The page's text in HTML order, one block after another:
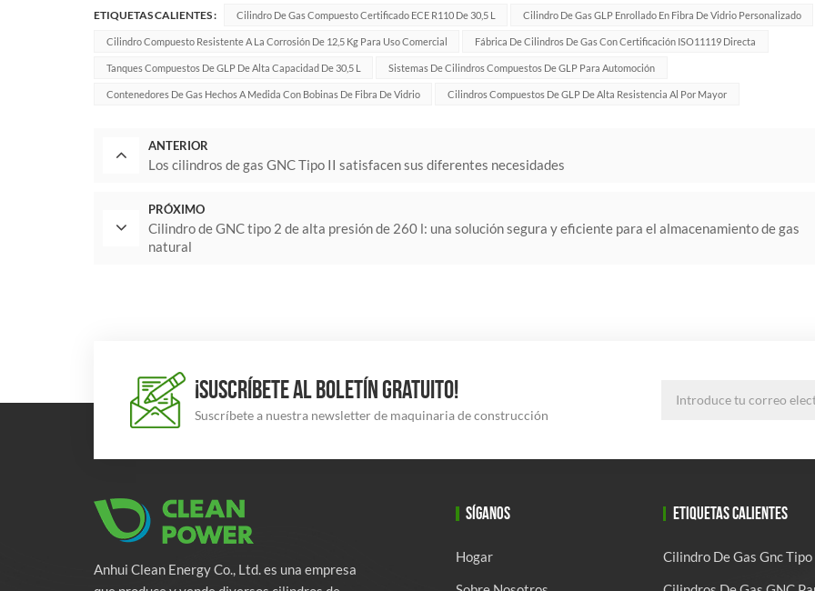
ETIQUETAS CALIENTES : Cilindro De Gas Compuesto Certificado ECE R110 De 30,5 L Cilindro De Gas GLP Enrollado En Fibra De Vidrio Personalizado
Cilindro Compuesto Resistente A La Corrosión De 12,5 Kg Para Uso Comercial Fábrica De Cilindros De Gas Con Certificación ISO11119 Directa
Tanques Compuestos De GLP De Alta Capacidad De 30,5 L Sistemas De Cilindros Compuestos De GLP Para Automoción
Contenedores De Gas Hechos A Medida Con Bobinas De Fibra De Vidrio Cilindros Compuestos De GLP De Alta Resistencia Al Por Mayor
ANTERIOR
Los cilindros de gas GNC Tipo II satisfacen sus diferentes necesidades
PRÓXIMO
Cilindro de GNC tipo 2 de alta presión de 260 l: una solución segura y eficiente para el almacenamiento de gas
natural
¡SUSCRÍBETE AL BOLETÍN GRATUITO!
Suscríbete a nuestra newsletter de maquinaria de construcción
Anhui Clean Energy Co., Ltd. es una empresa
SÍGANOS
Hogar
ETIQUETAS CALIENTES
Cilindro De Gas Gnc Tipo